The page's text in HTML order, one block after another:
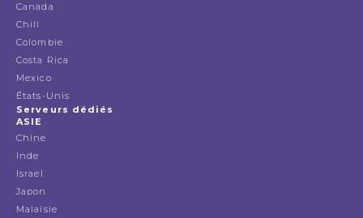
Canada
Chili
Colombie
Costa Rica
Mexico
États-Unis
Serveurs dédiés
ASIE
Chine
Inde
Israel
Japon
Malaisie